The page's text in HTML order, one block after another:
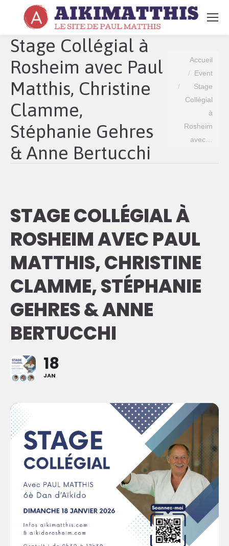
Search:
Stage Collégial à
Rosheim avec Paul
Matthis, Christine
Clamme,
Stéphanie Gehres
& Anne Bertucchi
Vous êtes ici :
Accueil
Event
Stage
Collégial
à
Rosheim
avec…
STAGE COLLÉGIAL À
ROSHEIM AVEC PAUL
MATTHIS, CHRISTINE
CLAMME, STÉPHANIE
GEHRES & ANNE
BERTUCCHI
18
JAN